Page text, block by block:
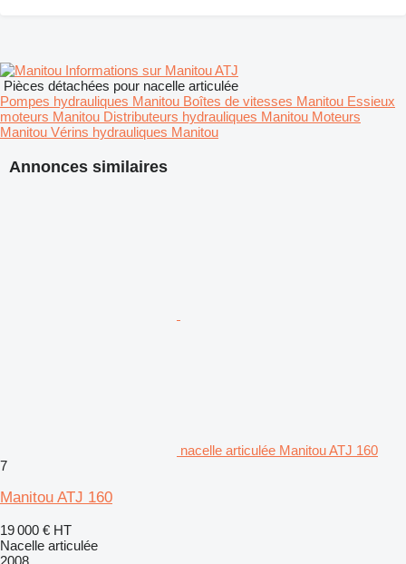
Annonces similaires
nacelle articulée Manitou ATJ 160
7
Manitou ATJ 160
19 000 € HT
Nacelle articulée
Informations sur Manitou ATJ
Pièces détachées pour nacelle articulée
Pompes hydrauliques Manitou Boîtes de vitesses Manitou Essieux
moteurs Manitou Distributeurs hydrauliques Manitou Moteurs
Manitou Vérins hydrauliques Manitou